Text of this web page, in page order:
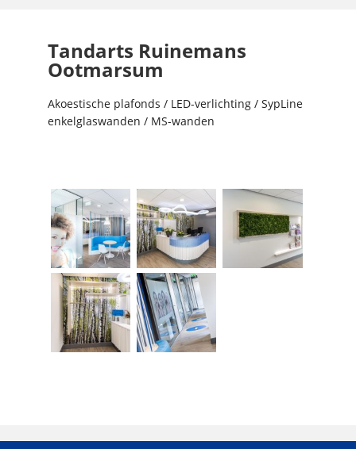
Tandarts Ruinemans
Ootmarsum
Akoestische plafonds / LED-verlichting / SypLine
enkelglaswanden / MS-wanden